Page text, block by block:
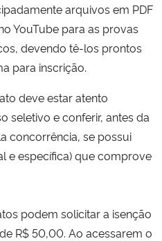
arquivos em PDF
YouTube para as provas
devendo tê-los prontos
para inscrição.
deve estar atento
seletivo e conferir, antes da
concorrência, se possui
e específica) que comprove
podem solicitar a isenção
R$ 50,00. Ao acessarem o